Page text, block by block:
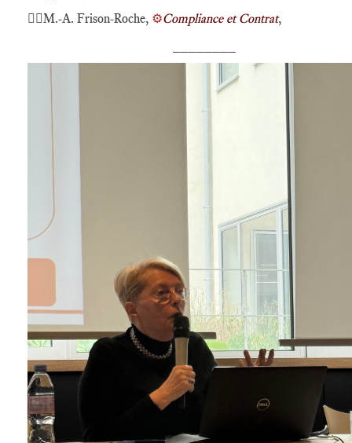
🕴🏻M.-A. Frison-Roche, ⚙️Compliance et Contrat,